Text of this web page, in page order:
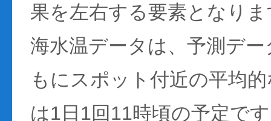
果を左右する要素となり
海水温データは、予測デ
もにスポット付近の平均
は1日1回11時頃の予定で